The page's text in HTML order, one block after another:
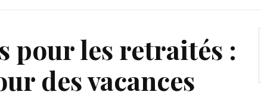
pour les retraités :
des vacances